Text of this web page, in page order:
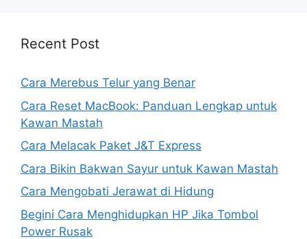
Recent Post
Cara Merebus Telur yang Benar
Cara Reset MacBook: Panduan Lengkap untuk
Kawan Mastah
Cara Melacak Paket J&T Express
Cara Bikin Bakwan Sayur untuk Kawan Mastah
Cara Mengobati Jerawat di Hidung
Begini Cara Menghidupkan HP Jika Tombol
Power Rusak